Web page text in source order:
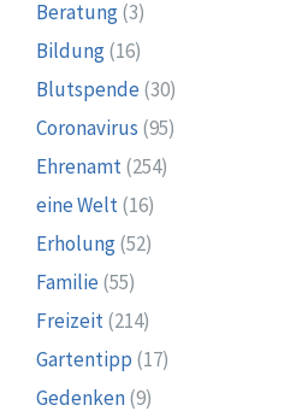
Beratung(3)
Bildung(16)
Blutspende (30)
Coronavirus (95)
Ehrenamt(254)
eine Welt(16)
Erholung(52)
Familie (55)
Freizeit(214)
Gartentipp (17)
Gedenken(9)